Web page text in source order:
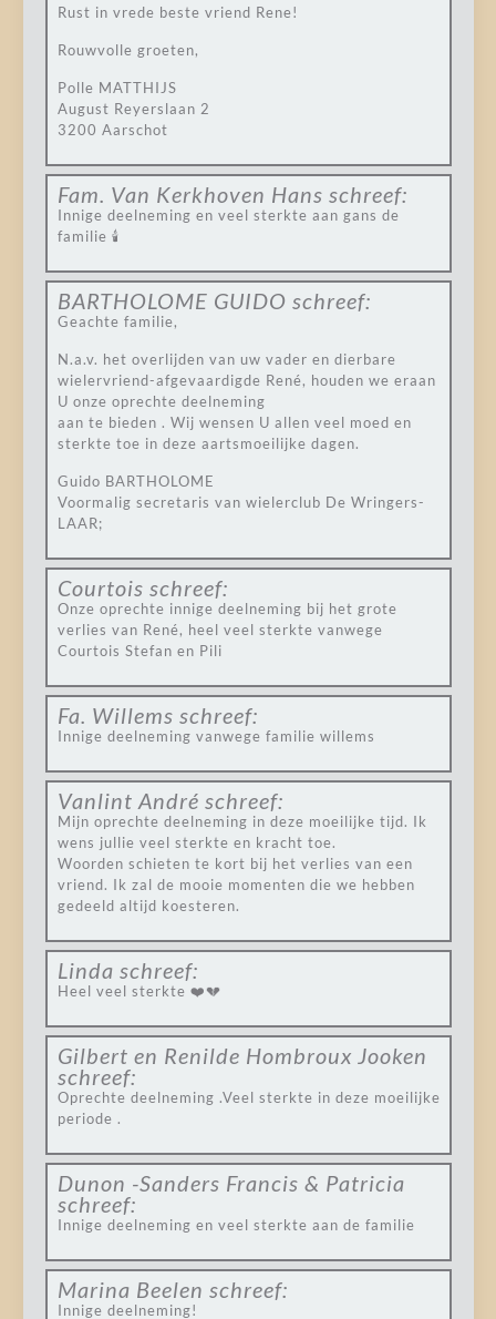
Rust in vrede beste vriend Rene!
Rouwvolle groeten,
Polle MATTHIJS
August Reyerslaan 2
3200 Aarschot
Fam. Van Kerkhoven Hans schreef:
Innige deelneming en veel sterkte aan gans de
familie 🕯️
BARTHOLOME GUIDO schreef:
Geachte familie,
N.a.v. het overlijden van uw vader en dierbare
wielervriend-afgevaardigde René, houden we eraan
U onze oprechte deelneming
aan te bieden . Wij wensen U allen veel moed en
sterkte toe in deze aartsmoeilijke dagen.
Guido BARTHOLOME
Voormalig secretaris van wielerclub De Wringers-
LAAR;
Courtois schreef:
Onze oprechte innige deelneming bij het grote
verlies van René, heel veel sterkte vanwege
Courtois Stefan en Pili
Fa. Willems schreef:
Innige deelneming vanwege familie willems
Vanlint André schreef:
Mijn oprechte deelneming in deze moeilijke tijd. Ik
wens jullie veel sterkte en kracht toe.
Woorden schieten te kort bij het verlies van een
vriend. Ik zal de mooie momenten die we hebben
gedeeld altijd koesteren.
Linda schreef:
Heel veel sterkte ❤️💔
Gilbert en Renilde Hombroux Jooken
schreef:
Oprechte deelneming .Veel sterkte in deze moeilijke
periode .
Dunon -Sanders Francis & Patricia
schreef:
Innige deelneming en veel sterkte aan de familie
Marina Beelen schreef:
Innige deelneming!